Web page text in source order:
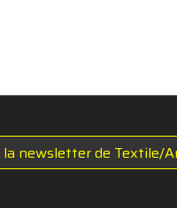
la newsletter de Textile/